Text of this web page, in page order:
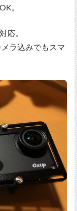
。
応。
ラ込みでもスマ